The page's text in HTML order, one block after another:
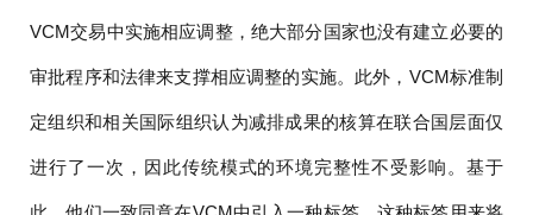
VCM交易中实施相应调整，绝大部分国家也没有建立必要的
审批程序和法律来支撑相应调整的实施。此外，VCM标准制
定组织和相关国际组织认为减排成果的核算在联合国层面仅
进行了一次，因此传统模式的环境完整性不受影响。基于